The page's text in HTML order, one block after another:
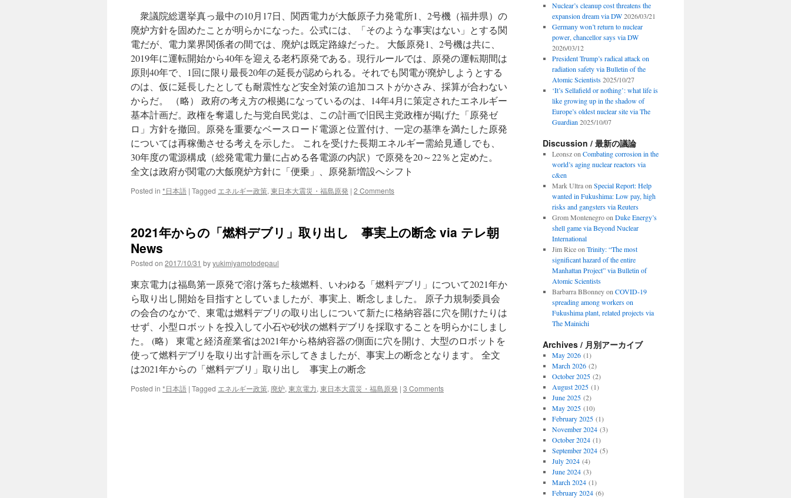
衆議院総選挙真っ最中の10月17日、関西電力が大飯原子力発電所1、2号機（福井県）の
廃炉方針を固めたことが明らかになった。公式には、「そのような事実はない」とする関
電だが、電力業界関係者の間では、廃炉は既定路線だった。 大飯原発1、2号機は共に、
2019年に運転開始から40年を迎える老朽原発である。現行ルールでは、原発の運転期間は
原則40年で、1回に限り最長20年の延長が認められる。それでも関電が廃炉しようとする
のは、仮に延長したとしても耐震性など安全対策の追加コストがかさみ、採算が合わない
からだ。 （略） 政府の考え方の根拠になっているのは、14年4月に策定されたエネルギー
基本計画だ。政権を奪還した与党自民党は、この計画で旧民主党政権が掲げた「原発ゼ
ロ」方針を撤回。原発を重要なベースロード電源と位置付け、一定の基準を満たした原発
については再稼働させる考えを示した。 これを受けた長期エネルギー需給見通しでも、
30年度の電源構成（総発電電力量に占める各電源の内訳）で原発を20～22％と定めた。
全文は政府が関電の大飯廃炉方針に「便乗」、原発新増設へシフト
Posted in *日本語 | Tagged エネルギー政策, 東日本大震災・福島原発 | 2 Comments
2021年からの「燃料デブリ」取り出し 事実上の断念 via テレ朝
News
Posted on 2017/10/31 byyukimiyamotodepaul
東京電力は福島第一原発で溶け落ちた核燃料、いわゆる「燃料デブリ」について2021年か
ら取り出し開始を目指すとしていましたが、事実上、断念しました。 原子力規制委員会
の会合のなかで、東電は燃料デブリの取り出しについて新たに格納容器に穴を開けたりは
せず、小型ロボットを投入して小石や砂状の燃料デブリを採取することを明らかにしまし
た。 (略） 東電と経済産業省は2021年から格納容器の側面に穴を開け、大型のロボットを
使って燃料デブリを取り出す計画を示してきましたが、事実上の断念となります。 全文
は2021年からの「燃料デブリ」取り出し 事実上の断念
Posted in *日本語 | Tagged エネルギー政策, 廃炉, 東京電力, 東日本大震災・福島原発 | 3 Comments
Nuclear’s cleanup cost threatens the
expansion dream via DW 2026/03/21
Germany won’t return to nuclear
power, chancellor says via DW
2026/03/12
President Trump’s radical attack on
radiation safety via Bulletin of the
Atomic Scientists 2025/10/27
‘It’s Sellafield or nothing’: what life is
like growing up in the shadow of
Europe’s oldest nuclear site via The
Guardian 2025/10/07
Discussion / 最新の議論
Leonszon Combating corrosion in the
world’s aging nuclear reactors via
c&en
Mark Ultraon Special Report: Help
wanted in Fukushima: Low pay, high
risks and gangsters via Reuters
Grom Montenegroon Duke Energy’s
shell game via Beyond Nuclear
International
Jim Riceon Trinity: “The most
significant hazard of the entire
Manhattan Project” via Bulletin of
Atomic Scientists
Barbarra BBonneyon COVID-19
spreading among workers on
Fukushima plant, related projects via
The Mainichi
Archives / 月別アーカイブ
May 2026(1)
March 2026(2)
October 2025(2)
August 2025(1)
June 2025(2)
May 2025(10)
February 2025(1)
November 2024(3)
October 2024(1)
September 2024(5)
July 2024(4)
June 2024(3)
March 2024(1)
February 2024(6)